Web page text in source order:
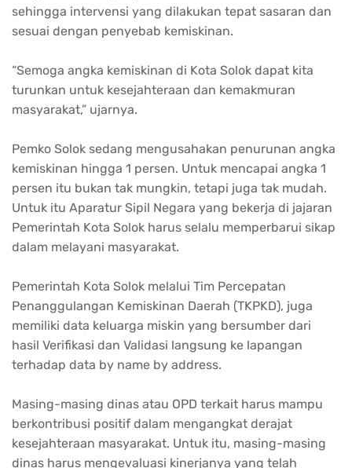
sehingga intervensi yang dilakukan tepat sasaran dan
sesuai dengan penyebab kemiskinan.
“Semoga angka kemiskinan di Kota Solok dapat kita
turunkan untuk kesejahteraan dan kemakmuran
masyarakat,” ujarnya.
Pemko Solok sedang mengusahakan penurunan angka
kemiskinan hingga 1 persen. Untuk mencapai angka 1
persen itu bukan tak mungkin, tetapi juga tak mudah.
Untuk itu Aparatur Sipil Negara yang bekerja di jajaran
Pemerintah Kota Solok harus selalu memperbarui sikap
dalam melayani masyarakat.
Pemerintah Kota Solok melalui Tim Percepatan
Penanggulangan Kemiskinan Daerah (TKPKD), juga
memiliki data keluarga miskin yang bersumber dari
hasil Verifikasi dan Validasi langsung ke lapangan
terhadap data by name by address.
Masing-masing dinas atau OPD terkait harus mampu
berkontribusi positif dalam mengangkat derajat
kesejahteraan masyarakat. Untuk itu, masing-masing
dinas harus mengevaluasi kinerjanya yang telah